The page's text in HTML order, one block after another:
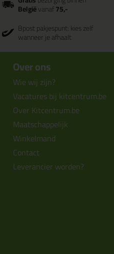
Belgiëvanaf75,-
Bpost pakjespunt: kies zelf
wanneer je afhaalt
Over ons
Wie wij zijn?
Vacatures bij kitcentrum.be
Over Kitcentrum.be
Maatschappelijk
Winkelmand
Contact
Leverancier worden?